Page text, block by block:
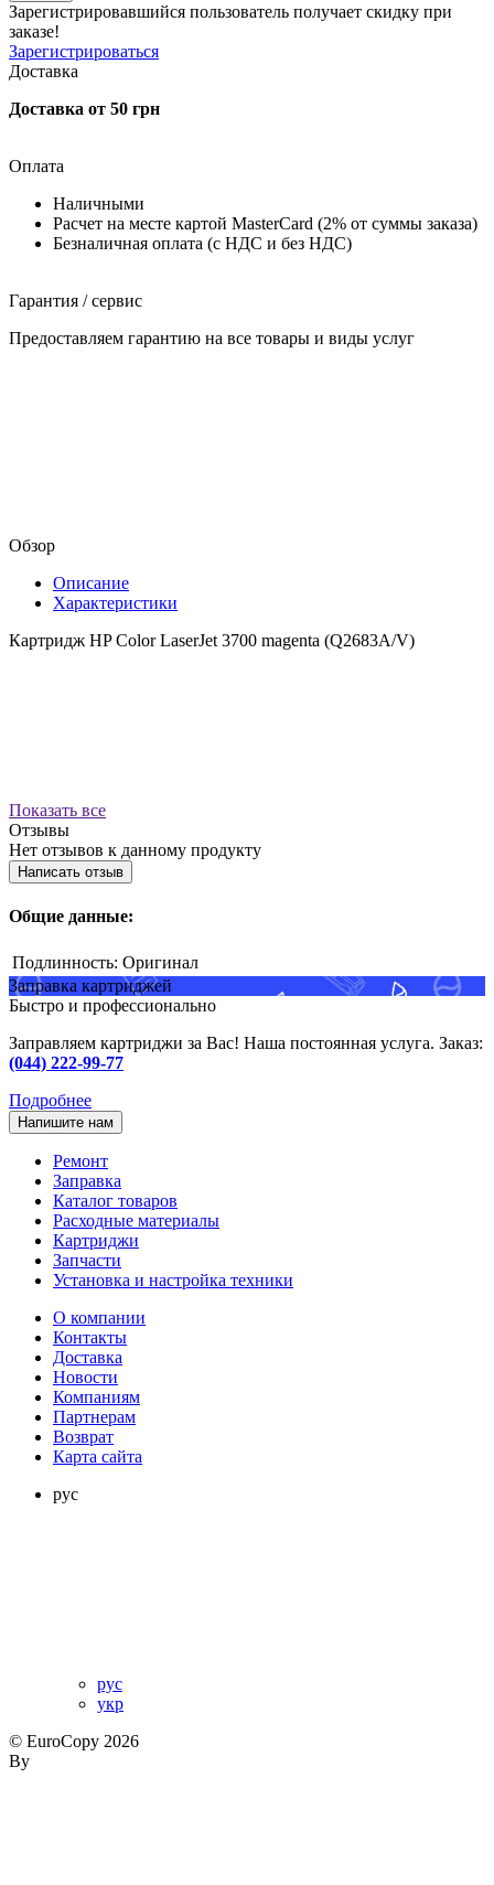
Зарегистрировавшийся пользователь получает скидку при
заказе!
Зарегистрироваться
Доставка
Доставка от 50 грн
Оплата
Наличными
Расчет на месте картой MasterCard (2% от суммы заказа)
Безналичная оплата (с НДС и без НДС)
Гарантия / сервис
Предоставляем гарантию на все товары и виды услуг
Обзор
Описание
Характеристики
Картридж HP Color LaserJet 3700 magenta (Q2683A/V)
Показать все
Отзывы
Нет отзывов к данному продукту
Написать отзыв
Общие данные:
Подлинность: Оригинал
Заправка картриджей
Быстро и профессионально
Заправляем картриджи за Вас! Наша постоянная услуга. Заказ:
(044) 222-99-77
Подробнее
Напишите нам
Ремонт
Заправка
Каталог товаров
Расходные материалы
Картриджи
Запчасти
Установка и настройка техники
О компании
Контакты
Доставка
Новости
Компаниям
Партнерам
Возврат
Карта сайта
рус
рус
укр
© EuroCopy 2026
By